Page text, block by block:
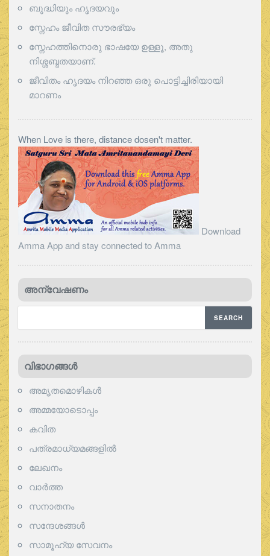
ബുദ്ധിയും ഹൃദയവും
സ്നേഹം ജീവിത സൗരഭ്യം
സ്നേഹത്തിനൊരു ഭാഷയേ ഉള്ളൂ, അതു
നിശ്ശബ്ദതയാണ്.
ജീവിതം ഹൃദയം നിറഞ്ഞ ഒരു പൊട്ടിച്ചിരിയായി
മാറണം
When Love is there, distance dosen't matter.
Download
Amma App and stay connected to Amma
അന്വേഷണം
വിഭാഗങ്ങള്‍
അമൃതമൊഴികള്‍
അമ്മയോടൊപ്പം
കവിത
പത്രമാധ്യമങ്ങളില്‍
ലേഖനം
വാര്‍ത്ത
സനാതനം
സന്ദേശങ്ങൾ
സാമൂഹ്യ സേവനം